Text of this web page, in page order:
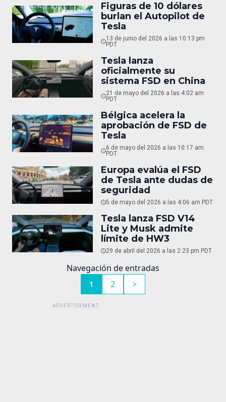
Figuras de 10 dólares
burlan el Autopilot de
Tesla
13 de junio del 2026 a las 10:13 pm
PDT
Tesla lanza
oficialmente su
sistema FSD en China
21 de mayo del 2026 a las 4:02 am
PDT
Bélgica acelera la
aprobación de FSD de
Tesla
6 de mayo del 2026 a las 10:17 am
PDT
Europa evalúa el FSD
de Tesla ante dudas de
seguridad
5 de mayo del 2026 a las 4:06 am PDT
Tesla lanza FSD V14
Lite y Musk admite
límite de HW3
29 de abril del 2026 a las 2:23 pm PDT
Navegación de entradas
1 2 >